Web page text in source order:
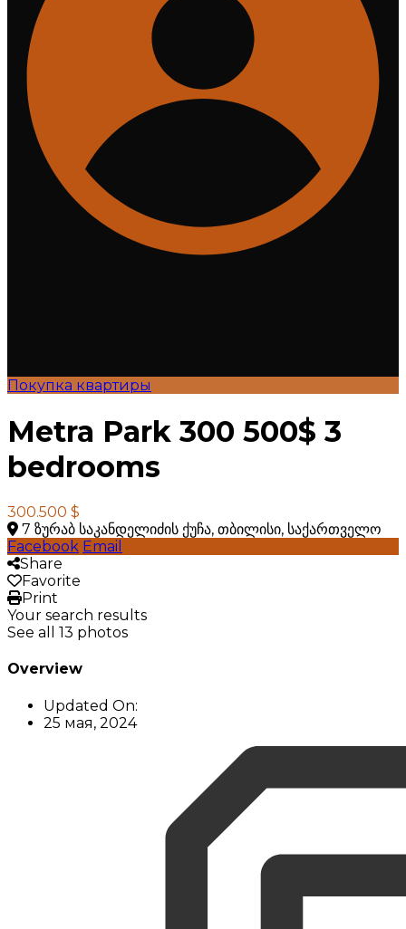
Покупка квартиры
Metra Park 300 500$ 3
bedrooms
300.500 $
7 ზურაბ საკანდელიძის ქუჩა, თბილისი, საქართველო
Facebook Email
Share
Favorite
Print
Your search results
See all 13 photos
Overview
Updated On:
25 мая, 2024